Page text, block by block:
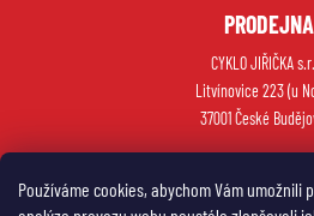
Používáme cookies, abychom Vám
PRODEJNA
CYKLO JIŘIČKA
Litvínovice 223 (u
37001 České